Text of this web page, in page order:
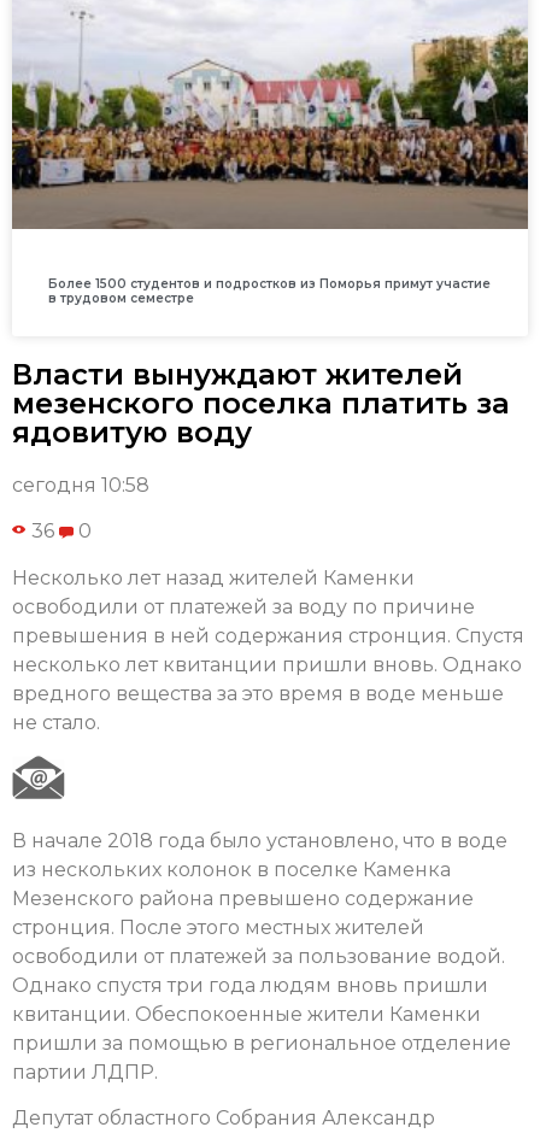
Более 1500 студентов и подростков из Поморья примут участие
в трудовом семестре
Власти вынуждают жителей
мезенского поселка платить за
ядовитую воду
сегодня 10:58
36 0
Несколько лет назад жителей Каменки
освободили от платежей за воду по причине
превышения в ней содержания стронция. Спустя
несколько лет квитанции пришли вновь. Однако
вредного вещества за это время в воде меньше
не стало.
В начале 2018 года было установлено, что в воде
из нескольких колонок в поселке Каменка
Мезенского района превышено содержание
стронция. После этого местных жителей
освободили от платежей за пользование водой.
Однако спустя три года людям вновь пришли
квитанции. Обеспокоенные жители Каменки
пришли за помощью в региональное отделение
партии ЛДПР.
Депутат областного Собрания Александр